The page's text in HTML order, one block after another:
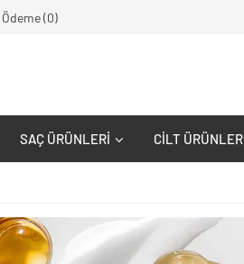
( 0)
SAÇ ÜRÜNLERI CILT ÜRÜNLERI